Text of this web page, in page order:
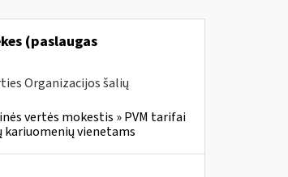
(paslaugas
Organizacijos šalių
vertės mokestis » PVM tarifai
kariuomenių vienetams